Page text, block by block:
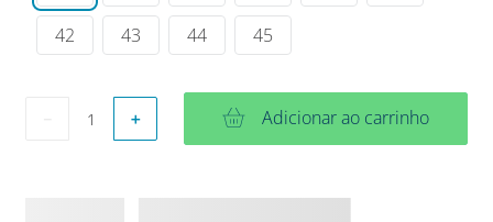
42
43 44 45
＋ Adicionar ao carrinho